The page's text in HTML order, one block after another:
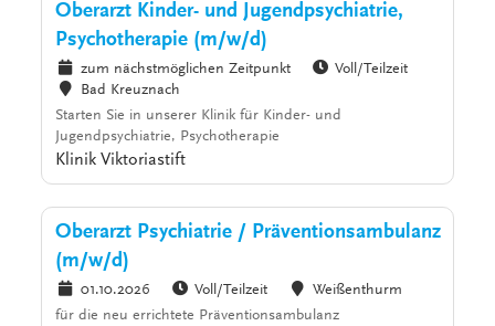
Oberarzt Kinder- und Jugendpsychiatrie,
Psychotherapie (m/w/d)
zum nächstmöglichen Zeitpunkt
Voll/Teilzeit
Bad Kreuznach
Starten Sie in unserer Klinik für Kinder- und
Jugendpsychiatrie, Psychotherapie
Klinik Viktoriastift
Oberarzt Psychiatrie / Präventionsambulanz
(m/w/d)
01.10.2026 Voll/Teilzeit
Weißenthurm
für die neu errichtete Präventionsambulanz